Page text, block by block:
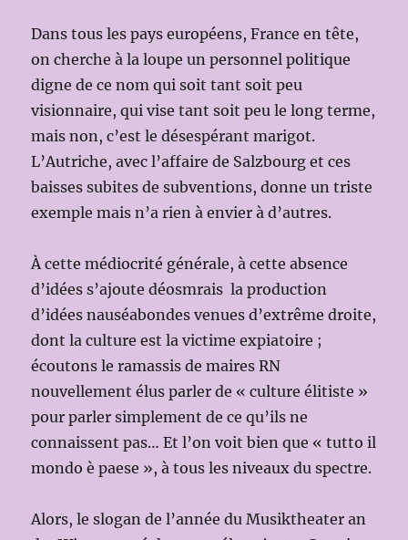
Dans tous les pays européens, France en tête,
on cherche à la loupe un personnel politique
digne de ce nom qui soit tant soit peu
visionnaire, qui vise tant soit peu le long terme,
mais non, c’est le désespérant marigot.
L’Autriche, avec l’affaire de Salzbourg et ces
baisses subites de subventions, donne un triste
exemple mais n’a rien à envier à d’autres.
À cette médiocrité générale, à cette absence
d’idées s’ajoute déosmrais la production
d’idées nauséabondes venues d’extrême droite,
dont la culture est la victime expiatoire ;
écoutons le ramassis de maires RN
nouvellement élus parler de « culture élitiste »
pour parler simplement de ce qu’ils ne
connaissent pas… Et l’on voit bien que « tutto il
mondo è paese », à tous les niveaux du spectre.
Alors, le slogan de l’année du Musiktheater an